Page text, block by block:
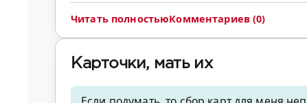
Читать полностьюКомментариев (0)
Карточки, мать их